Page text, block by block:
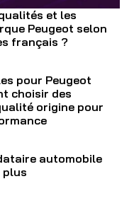
et les
Peugeot selon
français ?
pour Peugeot
choisir des
origine pour
automobile
plus